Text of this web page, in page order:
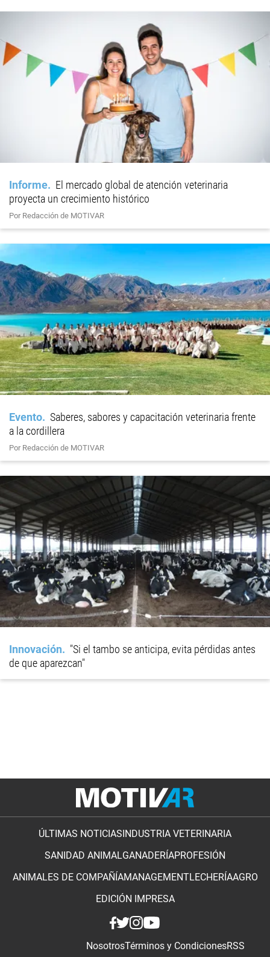
Informe
El mercado global de atención veterinaria
proyecta un crecimiento histórico
Por Redacción de MOTIVAR
Evento
Saberes, sabores y capacitación veterinaria frente
a la cordillera
Por Redacción de MOTIVAR
Innovación
"Si el tambo se anticipa, evita pérdidas antes
de que aparezcan"
ÚLTIMAS NOTICIAS INDUSTRIA VETERINARIA
SANIDAD ANIMALGANADERÍAPROFESIÓN
ANIMALES DE COMPAÑÍAMANAGEMENTLECHERÍAAGRO
EDICIÓN IMPRESA
NosotrosTérminos y CondicionesRSS